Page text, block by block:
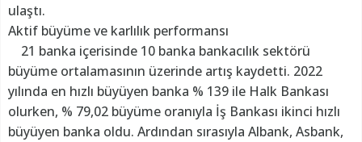
ulaştı.
Aktif büyüme ve karlılık performansı
21 banka içerisinde 10 banka bankacılık sektörü
büyüme ortalamasının üzerinde artış kaydetti. 2022
yılında en hızlı büyüyen banka % 139 ile Halk Bankası
olurken, % 79,02 büyüme oranıyla İş Bankası ikinci hızlı
büyüyen banka oldu. Ardından sırasıyla Albank, Asbank,